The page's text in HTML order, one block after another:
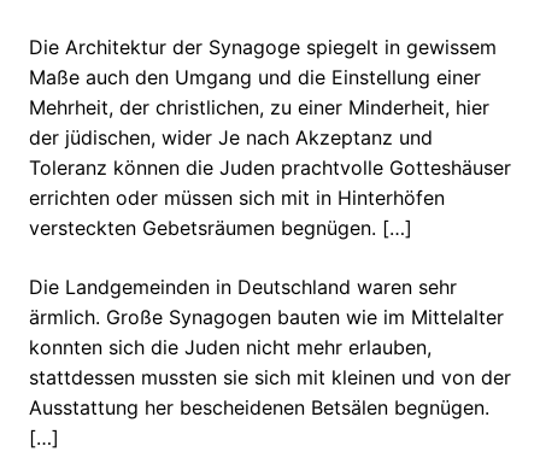
Die Architektur der Synagoge spiegelt in gewissem
Maße auch den Umgang und die Einstellung einer
Mehrheit, der christlichen, zu einer Minderheit, hier
der jüdischen, wider Je nach Akzeptanz und
Toleranz können die Juden prachtvolle Gotteshäuser
errichten oder müssen sich mit in Hinterhöfen
versteckten Gebetsräumen begnügen. […]
Die Landgemeinden in Deutschland waren sehr
ärmlich. Große Synagogen bauten wie im Mittelalter
konnten sich die Juden nicht mehr erlauben,
stattdessen mussten sie sich mit kleinen und von der
Ausstattung her bescheidenen Betsälen begnügen.
[…]